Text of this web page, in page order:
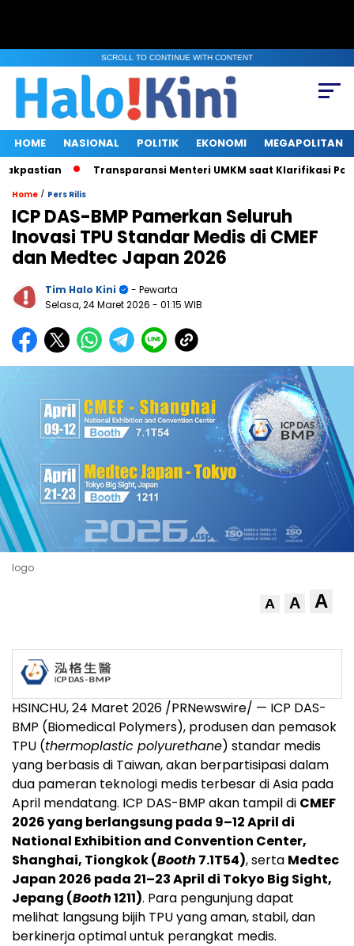
SCROLL TO CONTINUE WITH CONTENT
HOME NASIONAL POLITIK EKONOMI MEGAPOLITAN
Transparansi Menteri UMKM saat Klarifikasi
Home / Pers Rilis
ICP DAS-BMP Pamerkan Seluruh
Inovasi TPU Standar Medis di CMEF
dan Medtec Japan 2026
Tim Halo Kini
- Pewarta
Selasa, 24 Maret 2026 - 01:15 WIB
logo
A A A
HSINCHU,24 Maret 2026 /PRNewswire/ — ICP DAS-
BMP (Biomedical Polymers), produsen dan pemasok
TPU (thermoplastic polyurethane) standar medis
yang berbasis di Taiwan, akan berpartisipasi dalam
dua pameran teknologi medis terbesar di Asia pada
April mendatang. ICP DAS-BMP akan tampil di CMEF
2026 yang berlangsung pada 9–12 April di
National Exhibition and Convention Center,
Shanghai, Tiongkok (Booth 7.1T54), serta Medtec
Japan 2026 pada 21–23 April di Tokyo Big Sight,
Jepang (Booth1211). Para pengunjung dapat
melihat langsung bijih TPU yang aman, stabil, dan
berkinerja optimal untuk perangkat medis.